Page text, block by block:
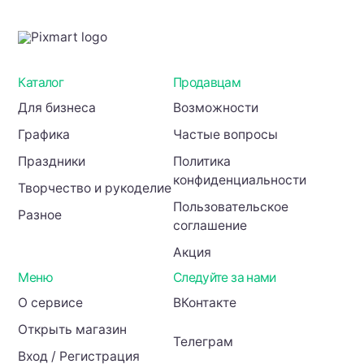
Каталог
Для бизнеса
Графика
Праздники
Творчество и рукоделие
Разное
Продавцам
Возможности
Частые вопросы
Политика
конфиденциальности
Пользовательское
соглашение
Акция
Меню
О сервисе
Открыть магазин
Вход / Регистрация
Следуйте за нами
ВКонтакте
Телеграм